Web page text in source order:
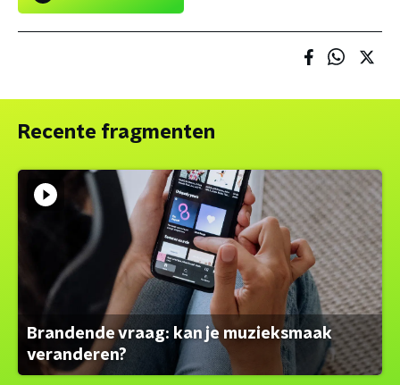
Recente fragmenten
Brandende vraag: kan je muzieksmaak
veranderen?